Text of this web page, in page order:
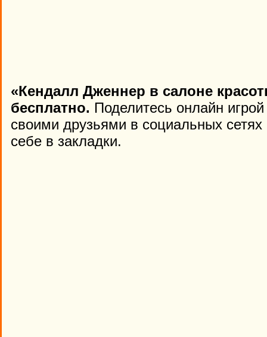
«Кендалл Дженнер в салоне
бесплатно. Поделитесь онлайн
своими друзьями в социальных сетях
себе в закладки.